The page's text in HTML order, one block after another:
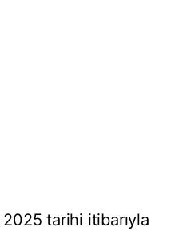
2025 tarihi itibarıyla